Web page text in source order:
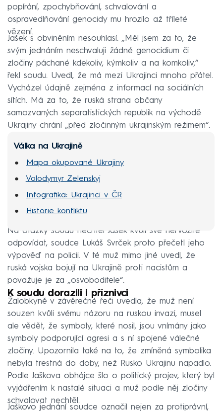
popírání, zpochybňování, schvalování a
ospravedlňování genocidy mu hrozilo až tříleté
vězení.
Jašek s obviněním nesouhlasí. „Měl jsem za to, že
svým jednáním neschvaluji žádné genocidium či
zločiny páchané kdekoliv, kýmkoliv a na komkoliv,“
řekl soudu. Uvedl, že má mezi Ukrajinci mnoho přátel.
Vycházel údajně zejména z informací na sociálních
sítích. Má za to, že ruská strana občany
samozvaných separatistických republik na východě
Ukrajiny chrání „před zločinným ukrajinským režimem“.
Válka na Ukrajině
Mapa okupované Ukrajiny
Volodymyr Zelenskyj
Infografika: Ukrajinci v ČR
Historie konfliktu
Na otázky soudu nechtěl Jašek kvůli své nervozitě
odpovídat, soudce Lukáš Svrček proto přečetl jeho
výpověď na policii. V té muž mimo jiné uvedl, že
ruská vojska bojují na Ukrajině proti nacistům a
považuje je za „osvoboditele“.
K soudu dorazili i příznivci
Žalobkyně v závěrečné řeči uvedla, že muž není
souzen kvůli svému názoru na ruskou invazi, musel
ale vědět, že symboly, které nosil, jsou vnímány jako
symboly podporující agresi a s ní spojené válečné
zločiny. Upozornila také na to, že zmíněná symbolika
nebyla trestná do doby, než Rusko Ukrajinu napadlo.
Podle Jaškova obhájce šlo o politický projev, který byl
vyjádřením k nastalé situaci a muž podle něj zločiny
schvalovat nechtěl.
Jaškovo jednání soudce označil nejen za protiprávní,